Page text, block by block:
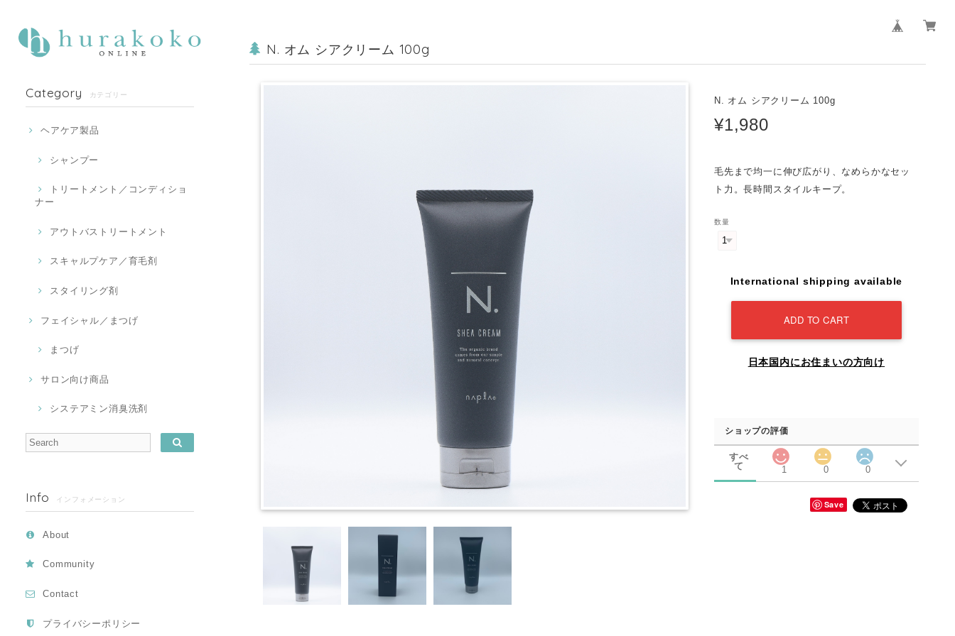
Category カテゴリー
ヘアケア製品
シャンプー
トリートメント／コンディショ
ナー
アウトバストリートメント
スキャルプケア／育毛剤
スタイリング剤
フェイシャル／まつげ
まつげ
サロン向け商品
システアミン消臭洗剤
Info インフォメーション
About
Community
Contact
プライバシーポリシー
N. オム シアクリーム 100g
N. オム シアクリーム 100g
¥1,980
毛先まで均一に伸び広がり、なめらかなセッ
ト力。長時間スタイルキープ。
数量
International shipping available
ADD TO CART
日本国内にお住まいの方向け
ショップの評価
すべ
て
1 0 0
Save